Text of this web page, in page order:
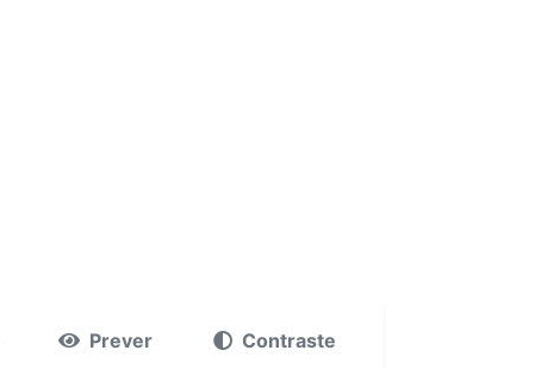
Prever Contraste